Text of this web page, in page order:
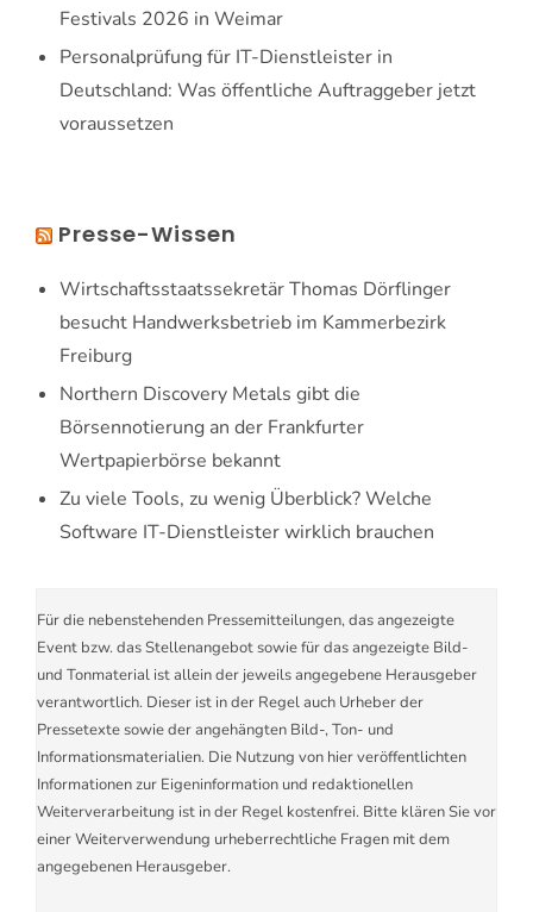
Festivals 2026 in Weimar
Personalprüfung für IT-Dienstleister in
Deutschland: Was öffentliche Auftraggeber jetzt
voraussetzen
Presse-Wissen
Wirtschaftsstaatssekretär Thomas Dörflinger
besucht Handwerksbetrieb im Kammerbezirk
Freiburg
Northern Discovery Metals gibt die
Börsennotierung an der Frankfurter
Wertpapierbörse bekannt
Zu viele Tools, zu wenig Überblick? Welche
Software IT-Dienstleister wirklich brauchen
Für die nebenstehenden Pressemitteilungen, das angezeigte
Event bzw. das Stellenangebot sowie für das angezeigte Bild-
und Tonmaterial ist allein der jeweils angegebene Herausgeber
verantwortlich. Dieser ist in der Regel auch Urheber der
Pressetexte sowie der angehängten Bild-, Ton- und
Informationsmaterialien. Die Nutzung von hier veröffentlichten
Informationen zur Eigeninformation und redaktionellen
Weiterverarbeitung ist in der Regel kostenfrei. Bitte klären Sie vor
einer Weiterverwendung urheberrechtliche Fragen mit dem
angegebenen Herausgeber.